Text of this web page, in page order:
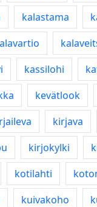
kalastama
kassilohi
kevätlook
kirjava
kirjokylki
kotilahti
kuivakoho